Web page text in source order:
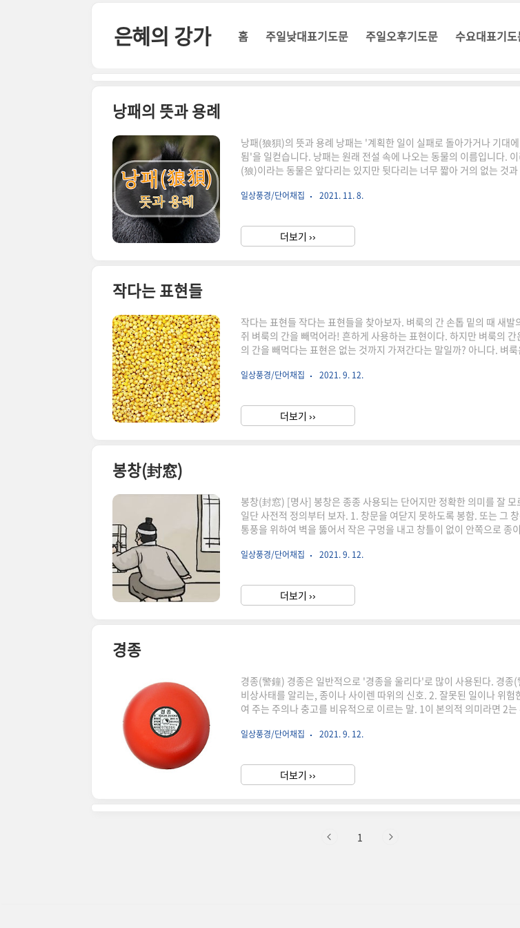
은혜의 강가 홈 주일낮대표기도문 주일오후기도문 수요대표기
낭패의 뜻과 용례
낭패(狼狽)의 뜻과 용례 낭패는 '계획한 일이 실패로 돌아가거나 기대
됨'을 일컫습니다. 낭패는 원래 전설 속에 나오는 동물의 이름입니다.
(狼)이라는 동물은 앞다리는 있지만 뒷다리는 너무 짧아 거의 없는 것
무나 달랐다고 합니다. 낭은 그 어떤 동물도 무서워하지 않는 용맹을 가
다. 하지만 꾀가 많아 역경을 이겨냈습니다. 하지만 늘 둘은 부족하여 무
하지 못했습니다. 그래서 둘이는 서로의 약점을 보완하기 위해 ..
일상풍경/단어채집 2021. 11. 8.
더보기 ››
작다는 표현들
작다는 표현들 작다는 표현들을 찾아보자. 벼룩의 간 손톱 밑의 때 새발
쥐 벼룩의 간을 빼먹어라! 흔하게 사용하는 표현이다. 하지만 벼룩의
의 간을 빼먹다는 표현은 없는 것까지 가져간다는 말일까? 아니다. 벼
다. 좁쌀 좁쌀은 조의 낟알이다. 좁쌀은 우리가 일반적으로 아는 쌀 한알
더럽다는 뜻이지만 사소한 것을 일컫는 말이다. 너는 손톱 밑의 때 만치
옹졸하다는 뜻이다. 가치없는 인생을 모욕으로 표현할 때 ..
일상풍경/단어채집 2021. 9. 12.
더보기 ››
봉창(封窓)
봉창(封窓) [명사] 봉창은 종종 사용되는 단어지만 정확한 의미를 잘 모
일단 사전적 정의부터 보자. 1. 창문을 여닫지 못하도록 봉함. 또는 그
통풍을 위하여 벽을 뚫어서 작은 구멍을 내고 창틀이 없이 안쪽으로 종
거의 들지 않은 어두운 곳이었다. 우리가 알고 있는 일반적은 한옥은 양
나였다. 그래서 빛이 거의 들지 않아 낮에도 대체로 어두운 편이었다. 그
졌다. 기름을 피워 빛을 내야 했던 세계에선 빛 ..
일상풍경/단어채집 2021. 9. 12.
더보기 ››
경종
경종(警鐘) 경종은 일반적으로 '경종을 울리다'로 많이 사용된다. 경종
비상사태를 알리는, 종이나 사이렌 따위의 신호. 2. 잘못된 일이나 위험
여 주는 주의나 충고를 비유적으로 이르는 말. 1이 본의적 의미라면 2
보를 위한 경종도 존재하는데 동일한 의미를 가진 물품이다. 현재 판매
전 세계적 확산은 문란한 성도덕에 크나큰 경종을 울려 주고 있다" 최근
소가 된 사람이 7번째 음주운전을 하다가 적발돼 경찰..
일상풍경/단어채집 2021. 9. 12.
더보기 ››
1